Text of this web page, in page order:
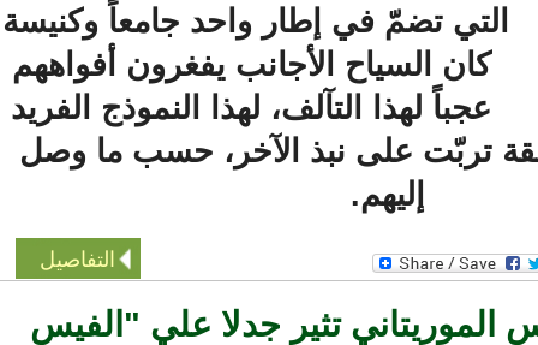
التي تضمّ في إطار واحد جامعاً وكنيسة.
كان السياح الأجانب يفغرون أفواههم
عجباً لهذا التآلف، لهذا النموذج الفريد
تربّت على نبذ الآخر، حسب ما وصل
إليهم.
التفاصيل
تثير جدلا علي "الفيس